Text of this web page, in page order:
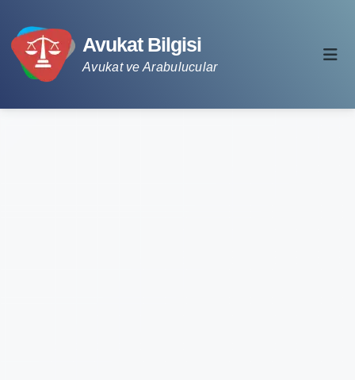
Avukat Bilgisi
Avukat ve Arabulucular